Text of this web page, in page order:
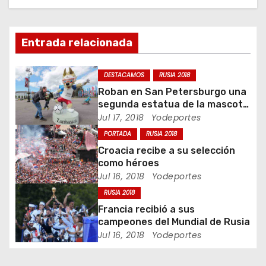
c
ó
n
d
e
e
n
t
r
Entrada relacionada
DESTACAMOS RUSIA 2018
Roban en San Petersburgo una
segunda estatua de la mascota
del Mundial 2018
Jul 17, 2018 Yodeportes
PORTADA RUSIA 2018
Croacia recibe a su selección
como héroes
Jul 16, 2018 Yodeportes
RUSIA 2018
Francia recibió a sus
campeones del Mundial de Rusia
Jul 16, 2018 Yodeportes